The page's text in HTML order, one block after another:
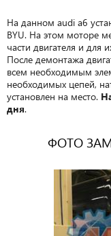
На данном audi a6
BYU. На этом моторе
части двигателя и для
После демонтажа
всем необходимым
необходимых цепей,
установлен на место.
дня.
ФОТО